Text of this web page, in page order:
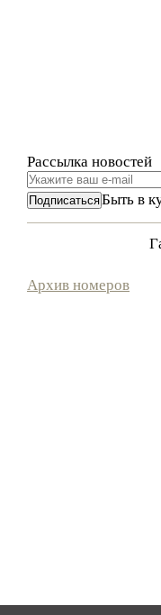
Рассылка новостей
Быть в
Архив номеров